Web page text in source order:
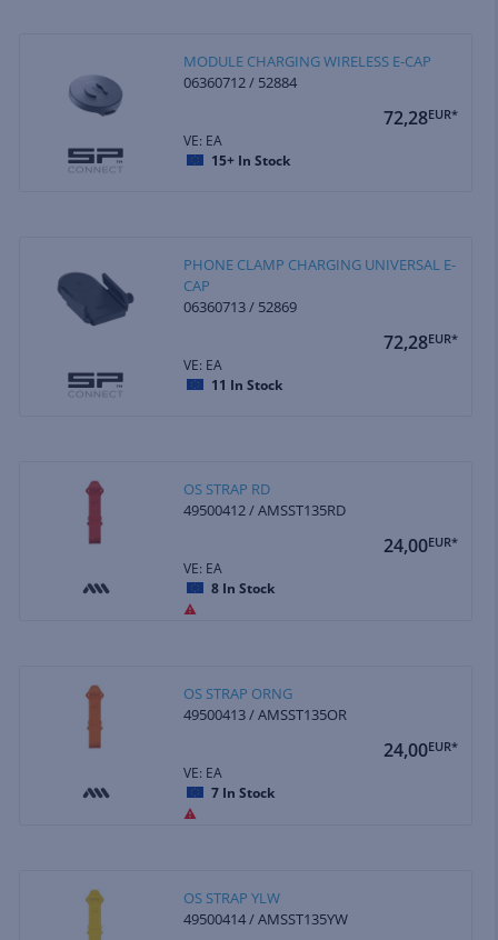
MODULE CHARGING WIRELESS E-CAP
06360712 / 52884
72,28EUR*
VE: EA
15+ In Stock
PHONE CLAMP CHARGING UNIVERSAL E-
CAP
06360713 / 52869
72,28EUR*
VE: EA
11 In Stock
OS STRAP RD
49500412 / AMSST135RD
24,00EUR*
VE: EA
8 In Stock
OS STRAP ORNG
49500413 / AMSST135OR
24,00EUR*
VE: EA
7 In Stock
OS STRAP YLW
49500414 / AMSST135YW